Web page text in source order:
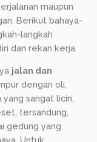
maupun
Berikut bahaya-
langkah
dan rekan kerja.
jalan dan
dengan oli,
sangat licin,
tersandung,
gedung yang
Untuk